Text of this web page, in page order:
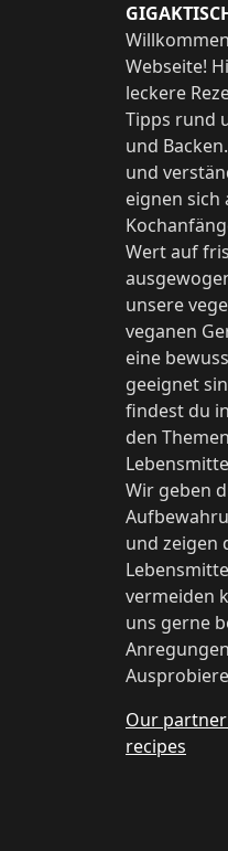
Webseite!
leckere
Tipps rund
und
und
eignen sich
Wert auf
unsere
veganen
eine
geeignet
findest du
den
Wir geben
und zeigen
vermeiden
uns gerne
Our
recipes